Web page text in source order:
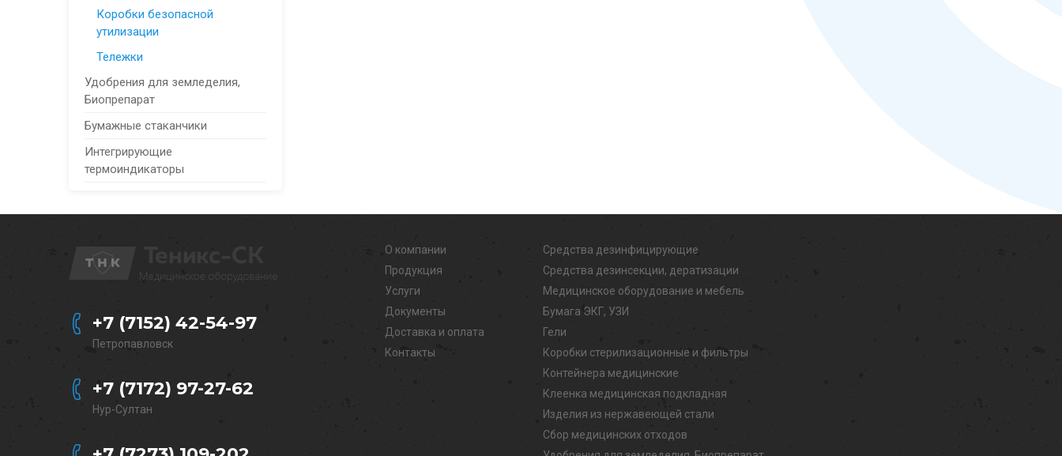
Коробки безопасной
утилизации
Тележки
Удобрения для земледелия,
Биопрепарат
Бумажные стаканчики
Интегрирующие
термоиндикаторы
+7 (7152) 42-54-97
Петропавловск
+7 (7172) 97-27-62
Нур-Султан
О компании
Продукция
Услуги
Документы
Доставка и оплата
Контакты
Средства дезинфицирующие
Средства дезинсекции, дератизации
Медицинское оборудование и мебель
Бумага ЭКГ, УЗИ
Гели
Коробки стерилизационные и фильтры
Контейнера медицинские
Клеенка медицинская подкладная
Изделия из нержавеющей стали
Сбор медицинских отходов